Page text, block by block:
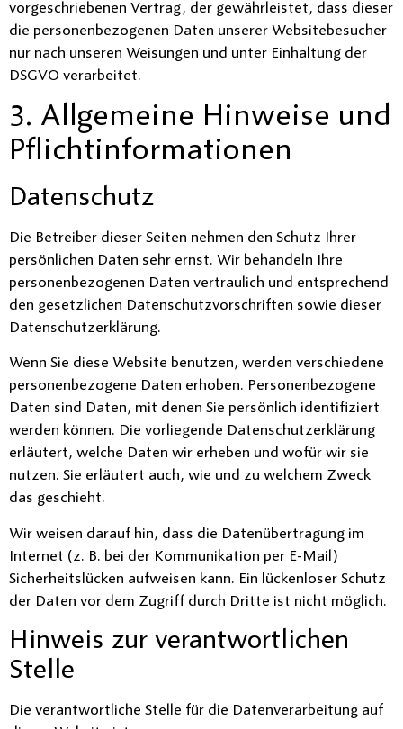
vorgeschriebenen Vertrag, der gewährleistet, dass dieser
die personenbezogenen Daten unserer Websitebesucher
nur nach unseren Weisungen und unter Einhaltung der
DSGVO verarbeitet.
3. Allgemeine Hinweise und
Pflicht­informationen
Datenschutz
Die Betreiber dieser Seiten nehmen den Schutz Ihrer
persönlichen Daten sehr ernst. Wir behandeln Ihre
personenbezogenen Daten vertraulich und entsprechend
den gesetzlichen Datenschutzvorschriften sowie dieser
Datenschutzerklärung.
Wenn Sie diese Website benutzen, werden verschiedene
personenbezogene Daten erhoben. Personenbezogene
Daten sind Daten, mit denen Sie persönlich identifiziert
werden können. Die vorliegende Datenschutzerklärung
erläutert, welche Daten wir erheben und wofür wir sie
nutzen. Sie erläutert auch, wie und zu welchem Zweck
das geschieht.
Wir weisen darauf hin, dass die Datenübertragung im
Internet (z. B. bei der Kommunikation per E-Mail)
Sicherheitslücken aufweisen kann. Ein lückenloser Schutz
der Daten vor dem Zugriff durch Dritte ist nicht möglich.
Hinweis zur verantwortlichen
Stelle
Die verantwortliche Stelle für die Datenverarbeitung auf